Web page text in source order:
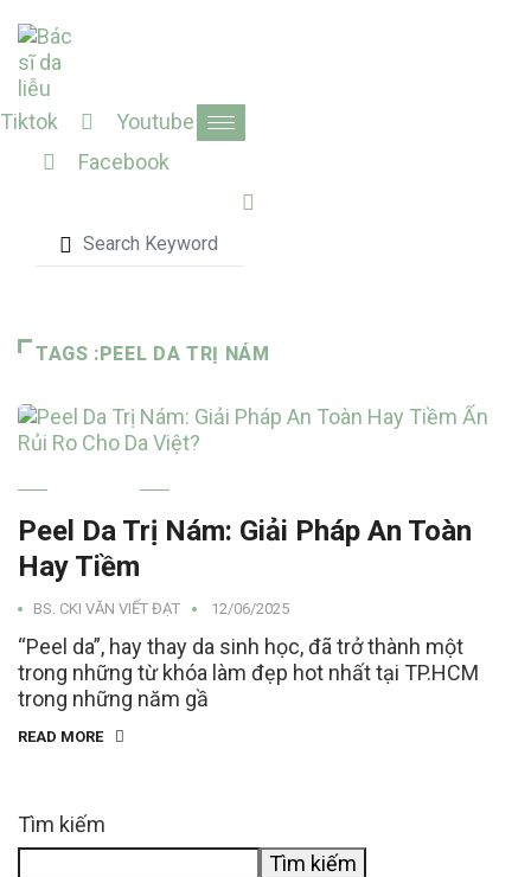
content
Tiktok
Youtube
Facebook
TAGS :PEEL DA TRỊ NÁM
Peel Da Trị Nám: Giải Pháp An Toàn
Hay Tiềm
BS. CKI VĂN VIẾT ĐẠT 12/06/2025
“Peel da”, hay thay da sinh học, đã trở thành một
trong những từ khóa làm đẹp hot nhất tại TP.HCM
trong những năm gầ
READ MORE
Tìm kiếm
Tìm kiếm